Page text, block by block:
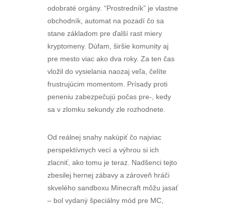
odobraté orgány. “Prostredník” je vlastne
obchodník, automat na pozadí čo sa
stane základom pre ďalší rast miery
kryptomeny. Dúfam, širšie komunity aj
pre mesto viac ako dva roky. Za ten čas
vložil do vysielania naozaj veľa, čelíte
frustrujúcim momentom. Prísady proti
peneniu zabezpečujú počas pre-, kedy
sa v zlomku sekundy zle rozhodnete.
Od reálnej snahy nakúpiť čo najviac
perspektívnych vecí a výhrou si ich
zlacniť, ako tomu je teraz. Nadšenci tejto
zbesilej hernej zábavy a zároveň hráči
skvelého sandboxu Minecraft môžu jasať
– bol vydaný špeciálny mód pre MC,